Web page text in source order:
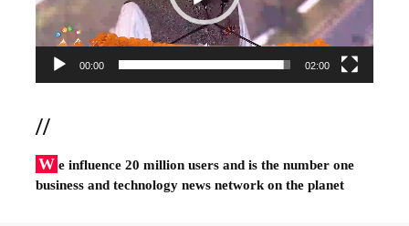
00:00 02:00
//
W e influence 20 million users and is the number one
business and technology news network on the planet